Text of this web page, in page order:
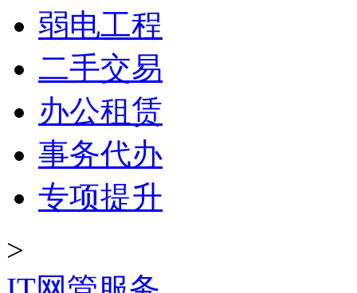
弱电工程
二手交易
办公租赁
事务代办
专项提升
>